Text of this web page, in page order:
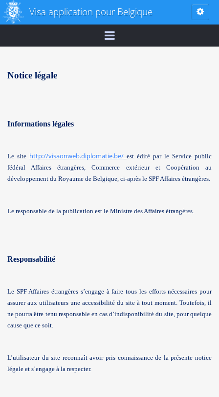
Visa application pour Belgique
Notice légale
Informations légales
Le site http://visaonweb.diplomatie.be/ est édité par le Service public
fédéral Affaires étrangères, Commerce extérieur et Coopération au
développement du Royaume de Belgique, ci-après le SPF Affaires étrangères.
Le responsable de la publication est le Ministre des Affaires étrangères.
Responsabilité
Le SPF Affaires étrangères s’engage à faire tous les efforts nécessaires pour
assurer aux utilisateurs une accessibilité du site à tout moment. Toutefois, il
ne pourra être tenu responsable en cas d’indisponibilité du site, pour quelque
cause que ce soit.
L’utilisateur du site reconnaît avoir pris connaissance de la présente notice
légale et s’engage à la respecter.